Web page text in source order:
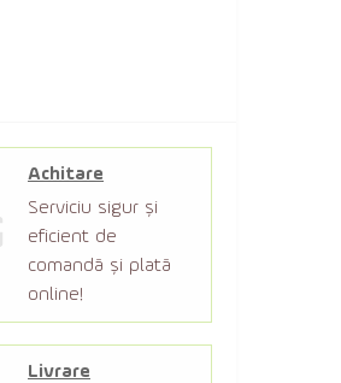
Achitare
Serviciu sigur şi
eficient de
comandă şi plată
online!
Livrare